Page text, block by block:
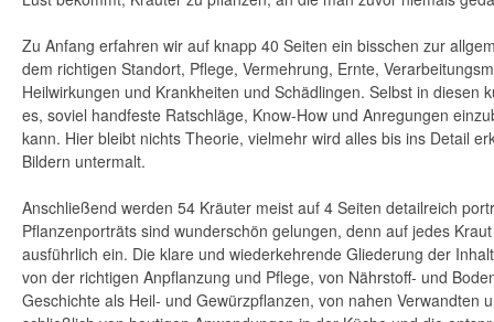
Zu Anfang erfahren wir auf knapp 40 Seiten ein bisschen zur
dem richtigen Standort, Pflege, Vermehrung, Ernte,
Heilwirkungen und Krankheiten und Schädlingen. Selbst in diesen
es, soviel handfeste Ratschläge, Know-How und Anregungen
kann. Hier bleibt nichts Theorie, vielmehr wird alles bis ins Detail
Bildern untermalt.
Anschließend werden 54 Kräuter meist auf 4 Seiten detailreich
Pflanzenporträts sind wunderschön gelungen, denn auf jedes
ausführlich ein. Die klare und wiederkehrende Gliederung der
von der richtigen Anpflanzung und Pflege, von Nährstoff- und
Geschichte als Heil- und Gewürzpflanzen, von nahen Verwandten